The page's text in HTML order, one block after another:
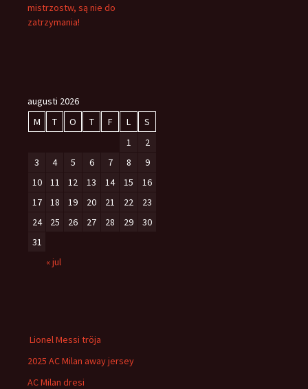
mistrzostw, są nie do
zatrzymania!
augusti 2026
M
T O T F L
S
1
2
3
4 5 6 7 8
9
10
11 12 13 14 15
16
17
18 19 20 21 22
23
24
25 26 27 28 29
30
31
« jul
Lionel Messi tröja
2025 AC Milan away jersey
AC Milan dresi